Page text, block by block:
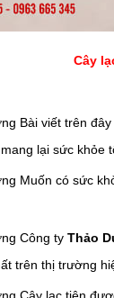
Cây
Bài viết trên
lại sức khỏe
Muốn có sức
Công ty Thảo
trên thị trường